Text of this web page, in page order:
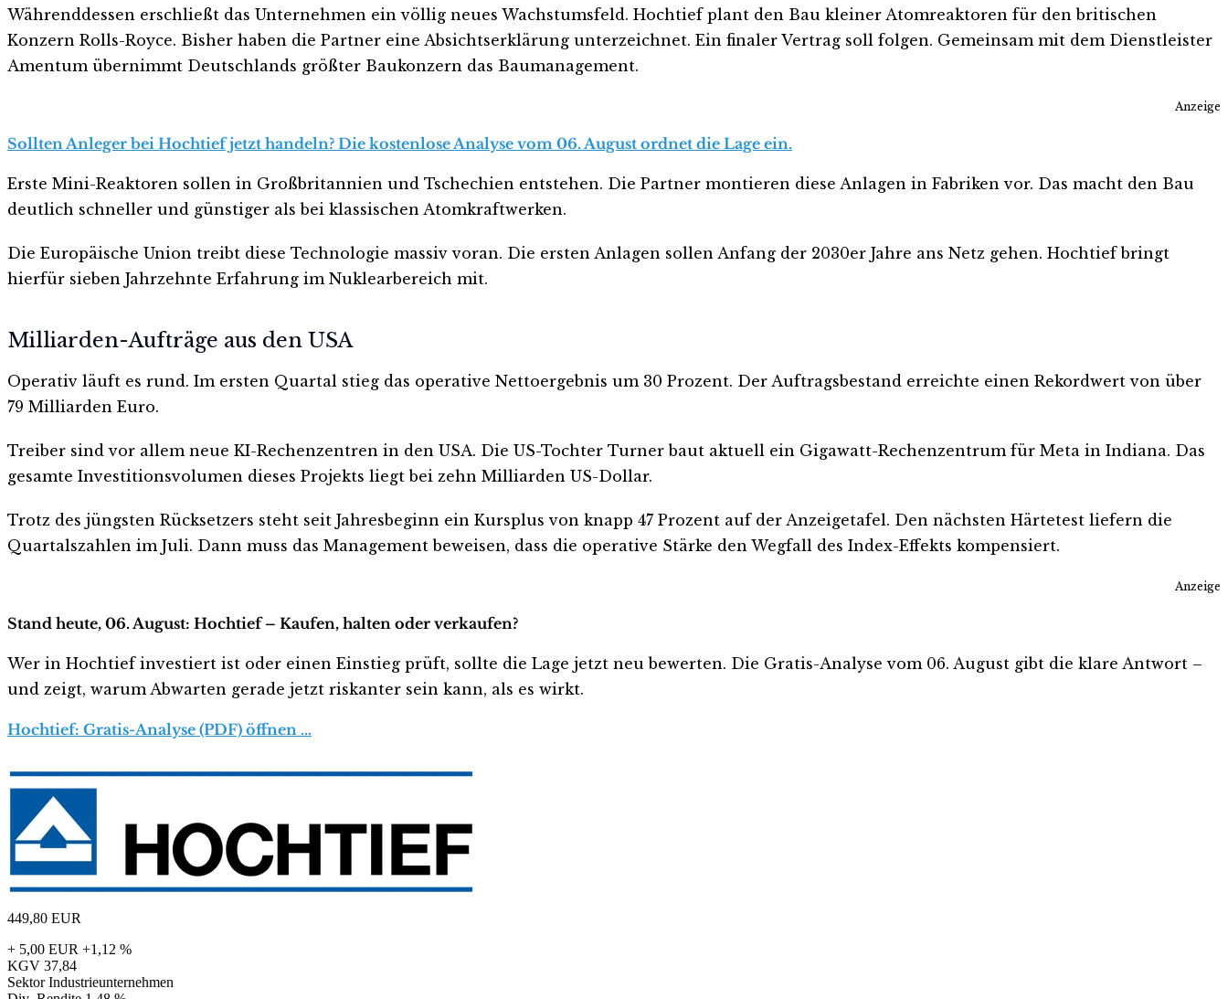
Währenddessen erschließt das Unternehmen ein völlig neues Wachstumsfeld. Hochtief plant den Bau kleiner Atomreaktoren für den britischen
Konzern Rolls-Royce. Bisher haben die Partner eine Absichtserklärung unterzeichnet. Ein finaler Vertrag soll folgen. Gemeinsam mit dem Dienstleister
Amentum übernimmt Deutschlands größter Baukonzern das Baumanagement.
Anzeige
Sollten Anleger bei Hochtief jetzt handeln? Die kostenlose Analyse vom 06. August ordnet die Lage ein.
Erste Mini-Reaktoren sollen in Großbritannien und Tschechien entstehen. Die Partner montieren diese Anlagen in Fabriken vor. Das macht den Bau
deutlich schneller und günstiger als bei klassischen Atomkraftwerken.
Die Europäische Union treibt diese Technologie massiv voran. Die ersten Anlagen sollen Anfang der 2030er Jahre ans Netz gehen. Hochtief bringt
hierfür sieben Jahrzehnte Erfahrung im Nuklearbereich mit.
Milliarden-Aufträge aus den USA
Operativ läuft es rund. Im ersten Quartal stieg das operative Nettoergebnis um 30 Prozent. Der Auftragsbestand erreichte einen Rekordwert von über
79 Milliarden Euro.
Treiber sind vor allem neue KI-Rechenzentren in den USA. Die US-Tochter Turner baut aktuell ein Gigawatt-Rechenzentrum für Meta in Indiana. Das
gesamte Investitionsvolumen dieses Projekts liegt bei zehn Milliarden US-Dollar.
Trotz des jüngsten Rücksetzers steht seit Jahresbeginn ein Kursplus von knapp 47 Prozent auf der Anzeigetafel. Den nächsten Härtetest liefern die
Quartalszahlen im Juli. Dann muss das Management beweisen, dass die operative Stärke den Wegfall des Index-Effekts kompensiert.
Anzeige
Stand heute, 06. August: Hochtief – Kaufen, halten oder verkaufen?
Wer in Hochtief investiert ist oder einen Einstieg prüft, sollte die Lage jetzt neu bewerten. Die Gratis-Analyse vom 06. August gibt die klare Antwort –
und zeigt, warum Abwarten gerade jetzt riskanter sein kann, als es wirkt.
Hochtief: Gratis-Analyse (PDF) öffnen …
449,80 EUR
+ 5,00 EUR +1,12 %
KGV 37,84
Sektor Industrieunternehmen